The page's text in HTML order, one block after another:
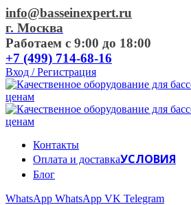
info@basseinexpert.ru
г. Москва
Работаем с 9:00 до 18:00
+7 (499) 714-68-16
Вход / Регистрация
Контакты
Оплата и доставкаУСЛОВИЯ
Блог
WhatsApp WhatsApp VK Telegram